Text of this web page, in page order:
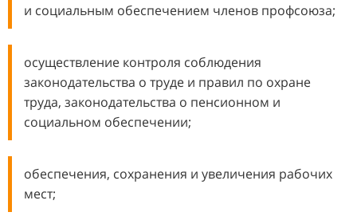
и социальным обеспечением членов профсоюза;
осуществление контроля соблюдения
законодательства о труде и правил по охране
труда, законодательства о пенсионном и
социальном обеспечении;
обеспечения, сохранения и увеличения рабочих
мест;